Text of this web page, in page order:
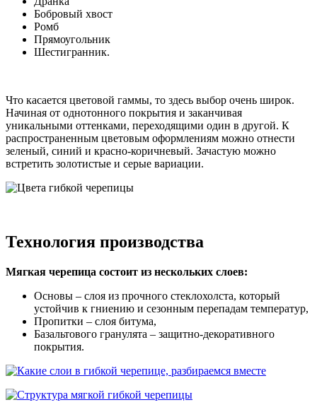
Бобровый хвост
Ромб
Прямоугольник
Шестигранник.
Что касается цветовой гаммы, то здесь выбор очень широк.
Начиная от однотонного покрытия и заканчивая
уникальными оттенками, переходящими один в другой. К
распространенным цветовым оформлениям можно отнести
зеленый, синий и красно-коричневый. Зачастую можно
встретить золотистые и серые вариации.
Технология производства
Мягкая черепица состоит из нескольких слоев:
Основы – слоя из прочного стеклохолста, который
устойчив к гниению и сезонным перепадам температур,
Пропитки – слоя битума,
Базальтового гранулята – защитно-декоративного
покрытия.